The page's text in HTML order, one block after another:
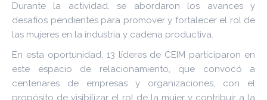
Durante la actividad, se abordaron los avances y
desafíos pendientes para promover y fortalecer el rol de
las mujeres en la industria y cadena productiva.
En esta oportunidad, 13 líderes de CEIM participaron en
este espacio de relacionamiento, que convocó a
centenares de empresas y organizaciones, con el
propósito de visibilizar el rol de la mujer y contribuir a la